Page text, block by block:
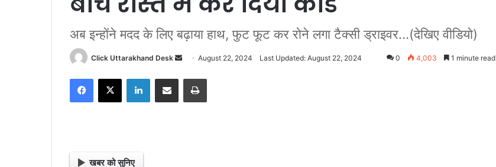
अब इन्होंने मदद के लिए बढ़ाया हाथ, फुट फूट कर रोने लगा टैक्सी ड्राइवर...(देखिए वीडियो)
Click Uttarakhand Desk
d
August 22, 2024 Last Updated: August 22, 2024 0 4,003 1 minute read
खबर को सुनिए